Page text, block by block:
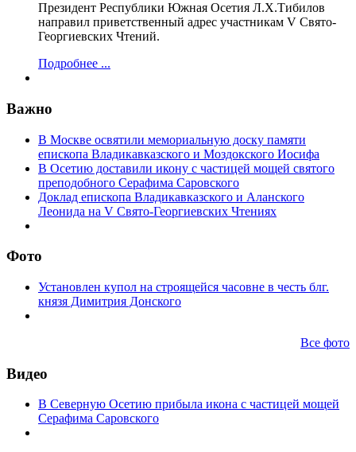
Президент Республики Южная Осетия Л.Х.Тибилов
направил приветственный адрес участникам V Свято-
Георгиевских Чтений.
Подробнее ...
Важно
В Москве освятили мемориальную доску памяти
епископа Владикавказского и Моздокского Иосифа
В Осетию доставили икону с частицей мощей святого
преподобного Серафима Саровского
Доклад епископа Владикавказского и Аланского
Леонида на V Свято-Георгиевских Чтениях
Фото
Установлен купол на строящейся часовне в честь блг.
князя Димитрия Донского
Все фото
Видео
В Северную Осетию прибыла икона с частицей мощей
Серафима Саровского